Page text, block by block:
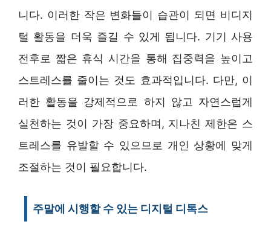
니다. 이러한 작은 변화들이 습관이 되면 비디지
털 활동을 더욱 즐길 수 있게 됩니다. 기기 사용
전후로 짧은 휴식 시간을 통해 집중력을 높이고
스트레스를 줄이는 것도 효과적입니다. 다만, 이
러한 활동을 강제적으로 하지 않고 자연스럽게
실천하는 것이 가장 중요하며, 지나친 제한은 스
트레스를 유발할 수 있으므로 개인 상황에 맞게
조절하는 것이 필요합니다.
주말에 시행할 수 있는 디지털 디톡스